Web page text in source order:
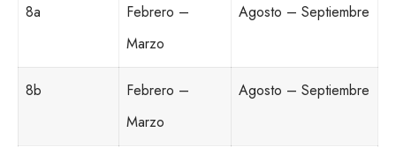
8a
Febrero –
Marzo
Agosto – Septiembre
8b
Febrero –
Marzo
Agosto – Septiembre